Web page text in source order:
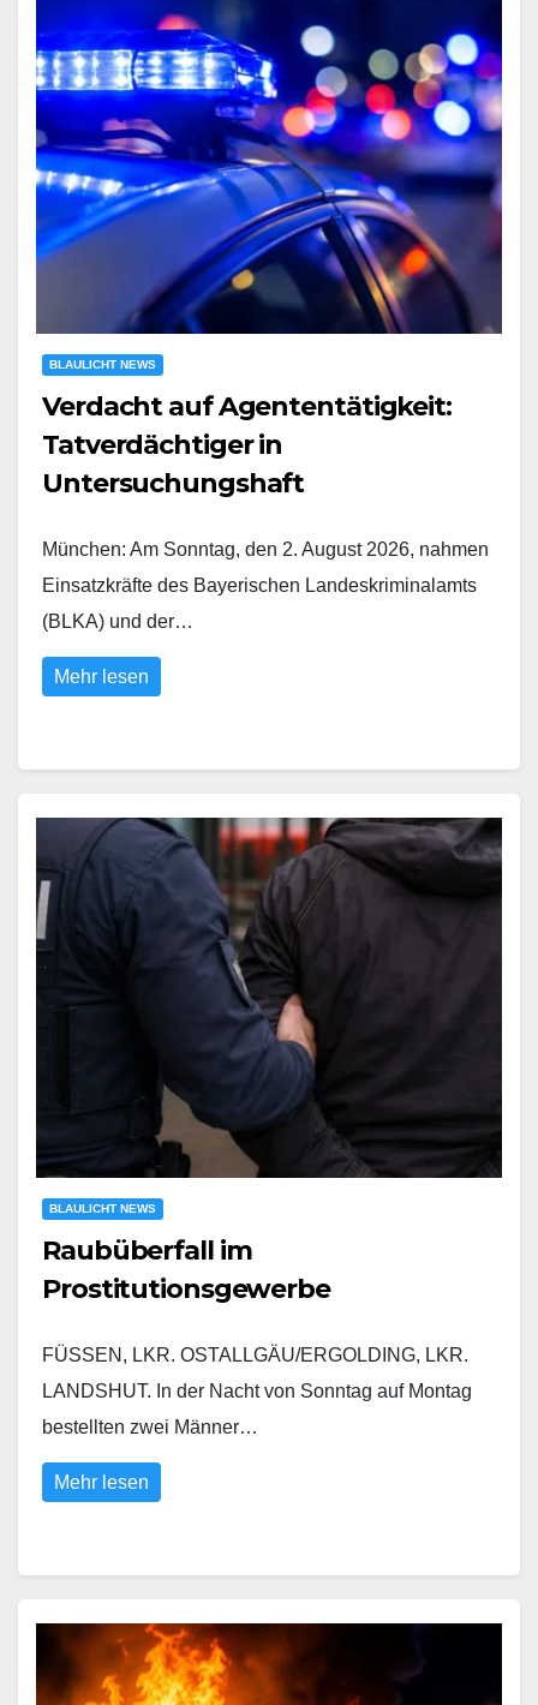
BLAULICHT NEWS
Verdacht auf Agententätigkeit:
Tatverdächtiger in
Untersuchungshaft
München: Am Sonntag, den 2. August 2026, nahmen
Einsatzkräfte des Bayerischen Landeskriminalamts
(BLKA) und der…
Mehr lesen
BLAULICHT NEWS
Raubüberfall im
Prostitutionsgewerbe
FÜSSEN, LKR. OSTALLGÄU/ERGOLDING, LKR.
LANDSHUT. In der Nacht von Sonntag auf Montag
bestellten zwei Männer…
Mehr lesen